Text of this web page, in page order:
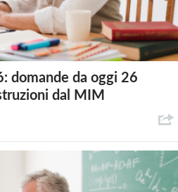
domande da oggi 26
dal MIM